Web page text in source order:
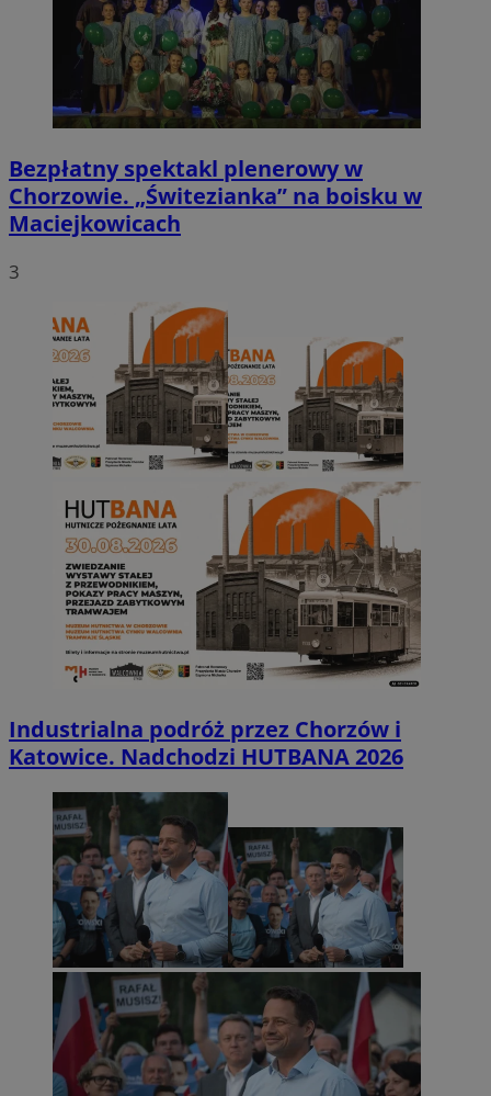
Bezpłatny spektakl plenerowy w
Chorzowie. „Świtezianka” na boisku w
Maciejkowicach
3
Industrialna podróż przez Chorzów i
Katowice. Nadchodzi HUTBANA 2026